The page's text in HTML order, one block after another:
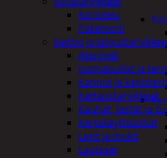
Koristelu
Paketointi
Keittiö ja
Aterimet
Juomapullot ja
Kannut ja
Kattaustarvikkeet
Kauhat, lastat ja
Kertakäyttöastiat
Lasit ja mukit
Lautaset